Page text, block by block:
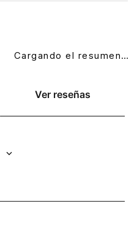
Ver reseñas
Cargando el resumen…